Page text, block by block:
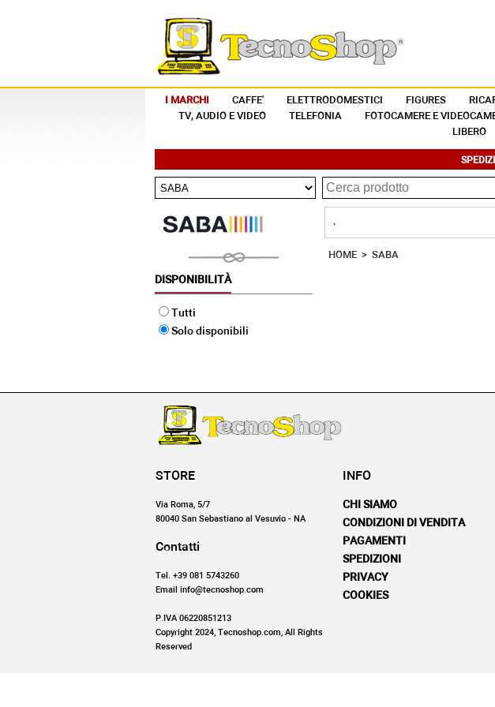
I MARCHI CAFFE' ELETTRODOMESTICI FIGURES
TV, AUDIO E VIDEO
TELEFONIA FOTOCAMERE E
LIBERO
DISPONIBILITÀ
Tutti
Solo disponibili
.
HOME> SABA
STORE
Via Roma, 5/7
80040 San Sebastiano al Vesuvio - NA
Contatti
Tel. +39 081 5743260
Email info@tecnoshop.com
P.IVA 06220851213
Copyright 2024, Tecnoshop.com, All Rights
Reserved
INFO
CHI SIAMO
CONDIZIONI DI VENDITA
PAGAMENTI
SPEDIZIONI
PRIVACY
COOKIES